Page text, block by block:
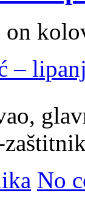
on
–
No